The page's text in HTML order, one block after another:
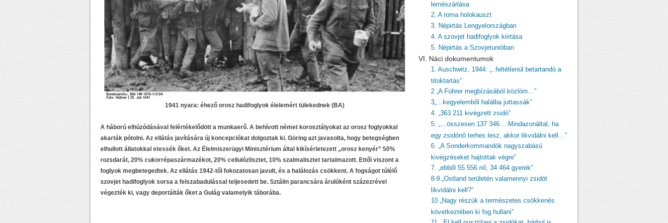
1941 nyara: éhező orosz hadifoglyok élelemért tülekednek (BA)
A háború elhúzódásával felértékelődött a munkaerő. A behívott német korosztályokat az orosz foglyokkal
akarták pótolni. Az ellátás javítására új koncepciókat dolgoztak ki. Göring azt javasolta, hogy betegségben
elhullott állatokkal etessék őket. Az Élelmiszerügyi Minisztérium által kikísérletezett „orosz kenyér” 50%
rozsdarát, 20% cukorrépaszármazékot, 20% cellulózlisztet, 10% szalmalisztet tartalmazott. Ettől viszont a
foglyok megbetegedtek. Az ellátás 1942-től fokozatosan javult, és a halálozás csökkent. A fogságot túlélő
szovjet hadifoglyok sorsa a felszabadulással teljesedett be. Sztálin parancsára árulóként százezrével
végezték ki, vagy deportálták őket a Gulág valamelyik táborába.
lemészárlása
2. A roma holokauszt
3. Népirtás Lengyelországban
4. A szovjet hadifoglyok kiirtása
5. Népirtás a Szovjetunióban
VI. Náci dokumentumok
1. Auschwitz, 1944: „..feltétlenül betartandó a
titoktartás”
2 „A Führer megbízásából közlöm…”
3„…kegyelemből halálba juttassák”
4. „363 211 kivégzett zsidó”
5. „…összesen 137 346… Mindazonáltal, ha
egy zsidónő terhes lesz, akkor likvidálni kell…”
6. „A Sonderkommandók nagyszabású
kivégzéseket hajtottak végre”
7. „ebből 55 556 nő, 34 464 gyerek”
8-9.„Ostland területén valamennyi zsidót
likvidálni kell?”
10 „Nagy részük a természetes csökkenés
következtében ki fog hullani”